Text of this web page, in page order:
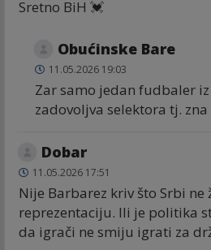
Sretno BiH 💓
Obućinske Bare
11.05.2026 19:03
Zar samo jedan fudbaler
zadovoljva selektora tj.
Dobar
11.05.2026 17:51
Nije Barbarez kriv što Srbi ne
reprezentaciju. Ili je politika
da igrači ne smiju igrati za